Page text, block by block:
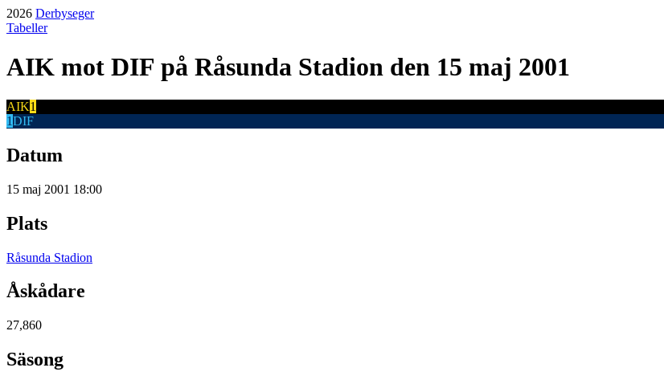
2026 Derbyseger
Tabeller
AIK mot DIF på Råsunda Stadion den 15 maj 2001
AIK1
1DIF
Datum
15 maj 2001 18:00
Plats
Råsunda Stadion
Åskådare
27,860
Säsong